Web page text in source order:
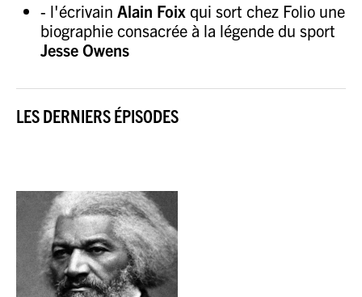
- l'écrivain Alain Foix qui sort chez Folio une
biographie consacrée à la légende du sport
Jesse Owens
LES DERNIERS ÉPISODES